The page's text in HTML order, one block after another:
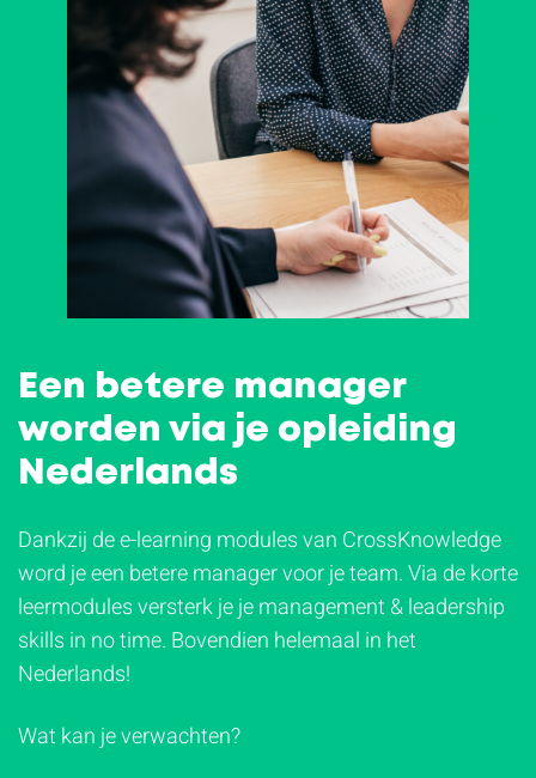
Een betere manager
worden via je opleiding
Nederlands
Dankzij de e-learning modules van CrossKnowledge
word je een betere manager voor je team. Via de korte
leermodules versterk je je management & leadership
skills in no time. Bovendien helemaal in het
Nederlands!
Wat kan je verwachten?